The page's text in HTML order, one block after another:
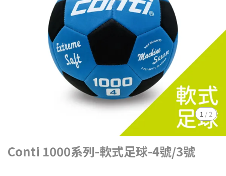
1 / 2
Conti 1000系列-軟式足球-4號/3號